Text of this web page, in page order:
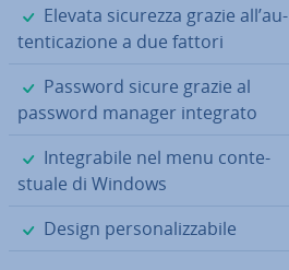
✓
Elevata sicurezza grazie all’au­
ten­ti­ca­zio­ne a due fattori
✓
Password sicure grazie al
password manager integrato
✓
In­te­gra­bi­le nel menu con­te­
stua­le di Windows
✓
Design per­so­na­liz­za­bi­le